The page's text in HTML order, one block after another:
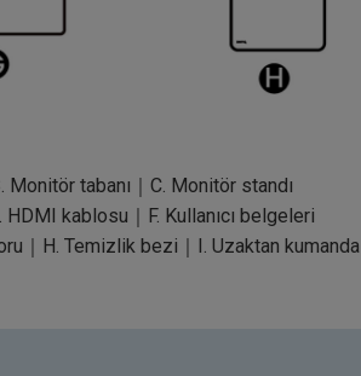
Monitör tabanı｜C. Monitör standı
HDMI kablosu｜F. Kullanıcı belgeleri
｜H. Temizlik bezi｜I. Uzaktan kumanda